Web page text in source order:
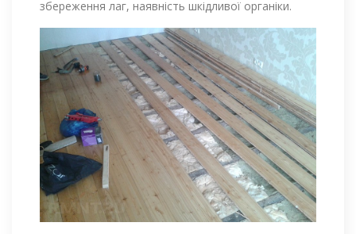
збереження лаг, наявність шкідливої ​​органіки.